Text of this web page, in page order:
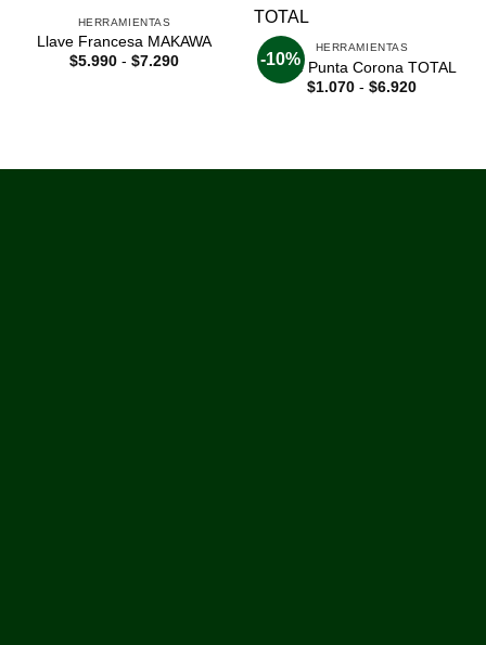
HERRAMIENTAS
Llave Francesa MAKAWA
$5.990 - $7.290 -10%
HERRAMIENTAS
Llave Punta Corona TOTAL
$1.070 - $6.920